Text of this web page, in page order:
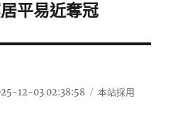
平易近奪冠
12-03 02:38:58
本站採用